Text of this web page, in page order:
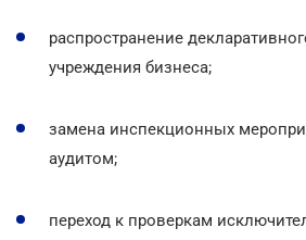
распространение
учреждения бизнеса;
замена инспекционных
аудитом;
переход к проверкам